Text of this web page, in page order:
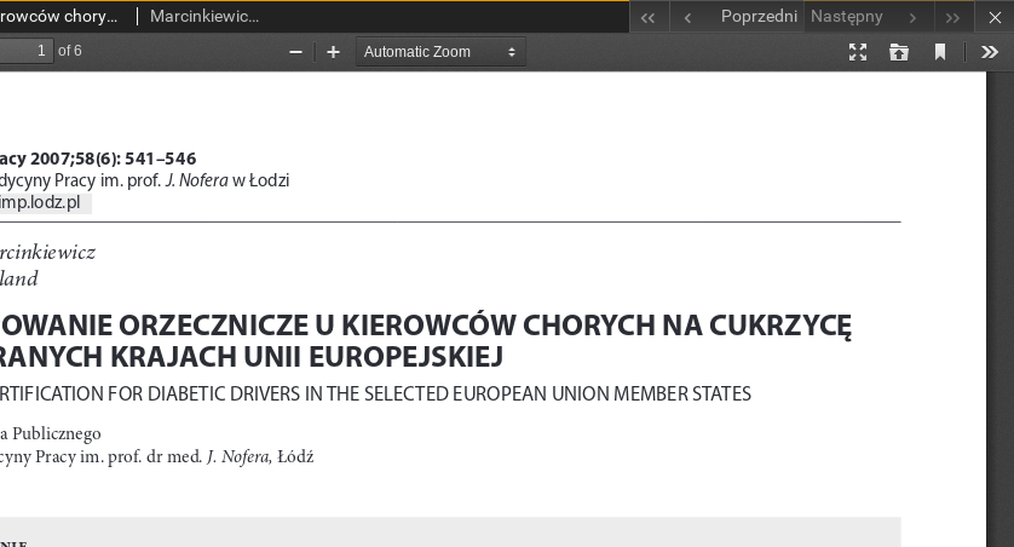
Postępowanie orzecznicze u kierowców chorych na cukrzycę w wybranych krajach Unii Europejskiej Marcinkiewicz, Andrzej; Szosland, Dorota Poprzedni Następny